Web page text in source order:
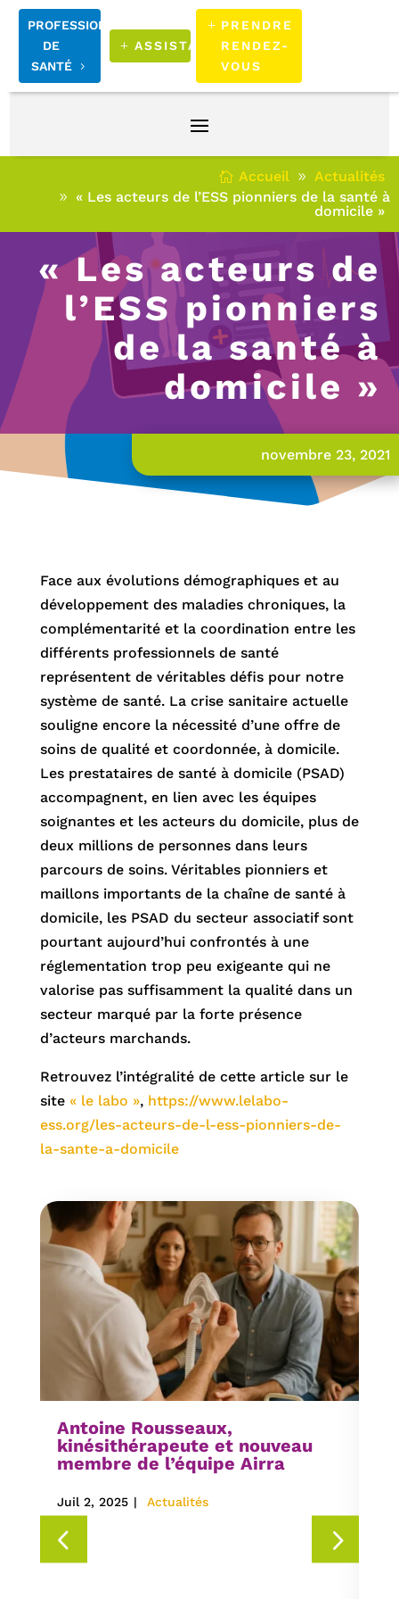
PROFESSIONNELS
DE
SANTÉ
ASSISTANCE
PRENDRE
RENDEZ-
VOUS
Accueil
Actualités
« Les acteurs de l’ESS pionniers de la santé à
domicile »
« Les acteurs de
l’ESS pionniers
de la santé à
domicile »
novembre 23, 2021
Face aux évolutions démographiques et au
développement des maladies chroniques, la
complémentarité et la coordination entre les
différents professionnels de santé
représentent de véritables défis pour notre
système de santé. La crise sanitaire actuelle
souligne encore la nécessité d’une offre de
soins de qualité et coordonnée, à domicile.
Les prestataires de santé à domicile (PSAD)
accompagnent, en lien avec les équipes
soignantes et les acteurs du domicile, plus de
deux millions de personnes dans leurs
parcours de soins. Véritables pionniers et
maillons importants de la chaîne de santé à
domicile, les PSAD du secteur associatif sont
pourtant aujourd’hui confrontés à une
réglementation trop peu exigeante qui ne
valorise pas suffisamment la qualité dans un
secteur marqué par la forte présence
d’acteurs marchands.
Retrouvez l’intégralité de cette article sur le
site « le labo », https://www.lelabo-
ess.org/les-acteurs-de-l-ess-pionniers-de-
la-sante-a-domicile
Antoine Rousseaux,
kinésithérapeute et nouveau
membre de l’équipe Airra
Juil 2, 2025 | Actualités